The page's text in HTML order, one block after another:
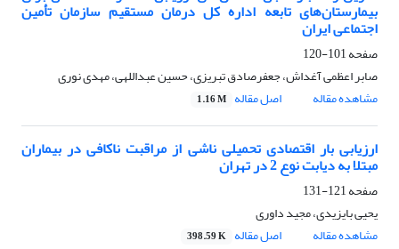
بیمارستان‌های تابعه اداره کل درمان مستقیم سازمان تأمین
اجتماعی ایران
صفحه101-120
صابر اعظمی آغداش، جعفرصادق تبریزی، حسین عبداللهی، مهدی نوری
مشاهده مقاله
اصل مقاله 1.16 M
ارزیابی بار اقتصادی تحمیلی ناشی از مراقبت ناکافی در بیماران
مبتلا به دیابت نوع 2 در تهران
صفحه121-131
یحیی بایزیدی، مجید داوری
مشاهده مقاله
اصل مقاله 398.59 K